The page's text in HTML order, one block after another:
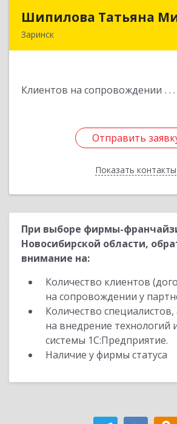
Шипилова Татьяна
Заринск
Клиентов на сопровождении
Отправить
Показать контакты
Шипилова Татьяна
Отправить
Назад
При выборе фирмы-
Новосибирской области,
внимание на:
Количество клиентов
на сопровождении у
Количество
на внедрение технологий
системы 1С:Предприятие.
Наличие у фирмы статуса